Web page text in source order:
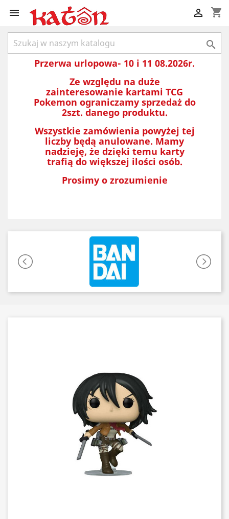
 shopping_cart


Przerwa urlopowa- 10 i 11 08.2026r.
Ze względu na duże
zainteresowanie kartami TCG
Pokemon ograniczamy sprzedaż do
2szt. danego produktu.
Wszystkie zamówienia powyżej tej
liczby będą anulowane. Mamy
nadzieję, że dzięki temu karty
trafią do większej ilości osób.
Prosimy o zrozumienie